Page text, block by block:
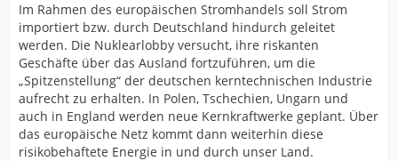
Im Rahmen des europäischen Stromhandels soll Strom
importiert bzw. durch Deutschland hindurch geleitet
werden. Die Nuklearlobby versucht, ihre riskanten
Geschäfte über das Ausland fortzuführen, um die
„Spitzenstellung“ der deutschen kerntechnischen Industrie
aufrecht zu erhalten. In Polen, Tschechien, Ungarn und
auch in England werden neue Kernkraftwerke geplant. Über
das europäische Netz kommt dann weiterhin diese
risikobehaftete Energie in und durch unser Land.